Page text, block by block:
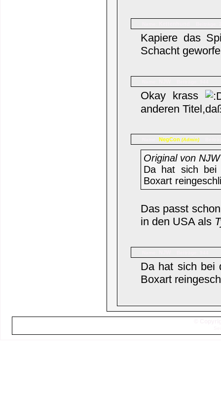
Kapiere das
Schacht
Okay krass
anderen
NegCon (Admin)
Original von NJW
Da hat sich bei
Boxart
Das passt
in den USA als
Da hat sich bei
Boxart